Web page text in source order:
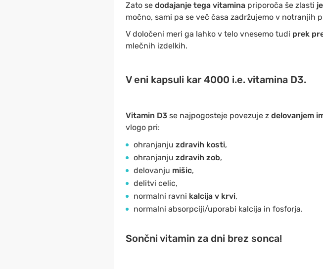
Zato se dodajanje tega vitaminapriporoča še zlasti
močno, sami pa se več časa zadržujemo v notranjih
V določeni meri ga lahko v telo vnesemo tudi prek
mlečnih izdelkih.
V eni kapsuli kar 4000 i.e. vitamina D3.
Vitamin D3 se najpogosteje povezuje z delovanjem
vlogo pri:
ohranjanju zdravih kosti,
ohranjanju zdravih zob,
delovanju mišic,
delitvi celic,
normalni ravni kalcija v krvi,
normalni absorpciji/uporabi kalcija in fosforja.
Sončni vitamin za dni brez sonca!